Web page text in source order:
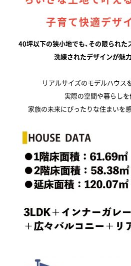
子育て快適デザ
40坪以下の狭小地でも、その限られ
洗練されたデザインが魅
リアルサイズのモデルハウス
実際の空間や暮らしを
家族の未来にぴったりな住まいを